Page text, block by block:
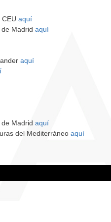
aquí
Madrid aquí
aquí
Madrid aquí
del Mediterráneo aquí